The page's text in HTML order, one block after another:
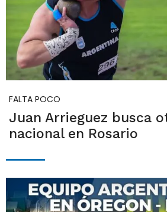
FALTA POCO
Juan Arrieguez busca
nacional en Rosario